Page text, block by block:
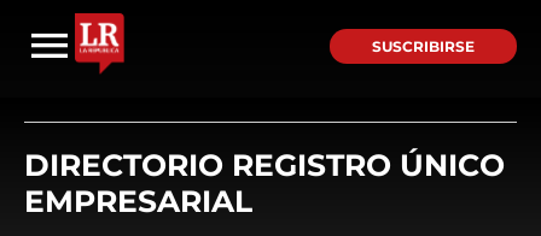
SUSCRIBIRSE
DIRECTORIO REGISTRO ÚNICO
EMPRESARIAL